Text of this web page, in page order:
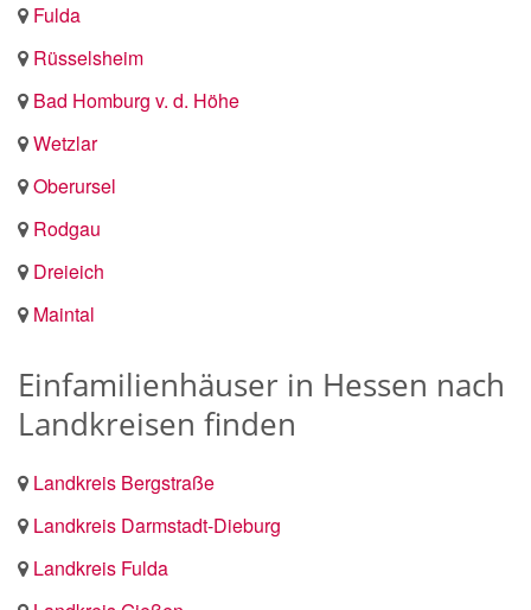
Fulda
Rüsselsheim
Bad Homburg v. d. Höhe
Wetzlar
Oberursel
Rodgau
Dreieich
Maintal
Einfamilienhäuser in Hessen nach
Landkreisen finden
Landkreis Bergstraße
Landkreis Darmstadt-Dieburg
Landkreis Fulda